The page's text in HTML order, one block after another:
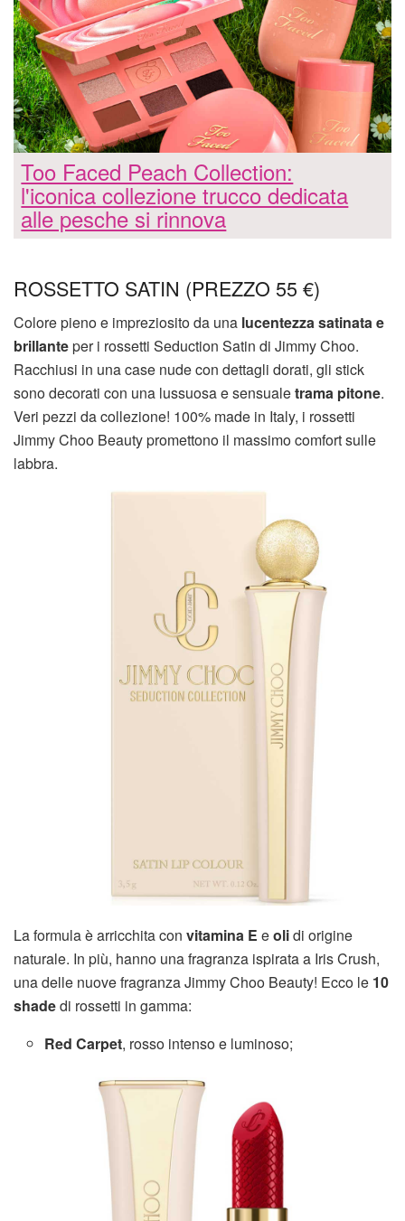
Too Faced Peach Collection:
l'iconica collezione trucco dedicata
alle pesche si rinnova
ROSSETTO SATIN (PREZZO 55 €)
Colore pieno e impreziosito da una lucentezza satinata e
brillanteper i rossetti Seduction Satin di Jimmy Choo.
Racchiusi in una case nude con dettagli dorati, gli stick
sono decorati con una lussuosa e sensualetrama pitone.
Veri pezzi da collezione! 100% made in Italy, i rossetti
Jimmy Choo Beauty promettono il massimo comfort sulle
labbra.
La formula è arricchita con vitamina E eolidi origine
naturale. In più, hanno una fragranza ispirata a Iris Crush,
una delle nuove fragranza Jimmy Choo Beauty! Ecco le 10
shadedi rossetti in gamma:
Red Carpet, rosso intenso e luminoso;